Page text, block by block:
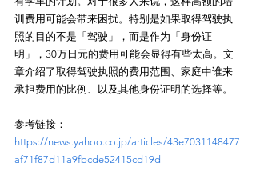
训费用可能会带来困扰。特别是如果取得驾驶执
照的目的不是「驾驶」，而是作为「身份证
明」，30万日元的费用可能会显得有些太高。文
章介绍了取得驾驶执照的费用范围、家庭中谁来
参考链接：
https://news.yahoo.co.jp/articles/43e7031148477
af71f87d11a9fbcde52415cd19d